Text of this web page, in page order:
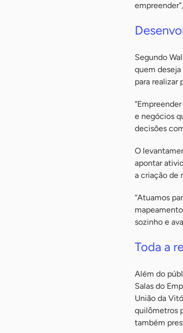
Segundo
quem
para realizar
e negócios
decisões
O
apontar
a criação de
“Atuamos
sozinho e
Toda a
Além do
Salas do
União da
quilômetros
também